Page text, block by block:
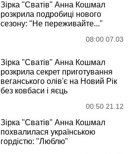
Зірка "Сватів" Анна Кошмал
розкрила подробиці нового
сезону: "Не переживайте..."
08:00 07.03
Зірка "Сватів" Анна Кошмал
розкрила секрет приготування
веганського олів'є на Новий Рік
без ковбаси і яєць
00:50 21.12
Зірка "Сватів" Анна Кошмал
похвалилася українською
гордістю: "Люблю"